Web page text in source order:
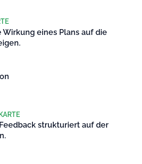
Wirkung eines Plans auf die
strukturiert auf der